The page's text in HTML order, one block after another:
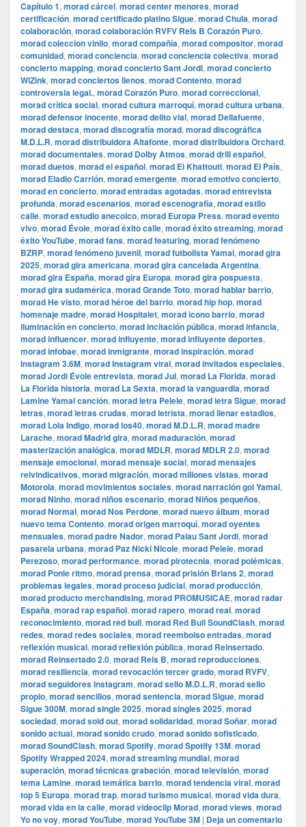
Capítulo 1, morad cárcel, morad center menores, morad
certificación, morad certificado platino Sigue, morad Chula, morad
colaboración, morad colaboración RVFV Rels B Corazón Puro,
morad coleccion vinilo, morad compañía, morad compositor, morad
comunidad, morad conciencia, morad conciencia colectiva, morad
concierto mapping, morad concierto Sant Jordi, morad concierto
WiZink, morad conciertos llenos, morad Contento, morad
controversia legal., morad Corazón Puro, morad correccional,
morad crítica social, morad cultura marroquí, morad cultura urbana,
morad defensor inocente, morad delito vial, morad Dellafuente,
morad destaca, morad discografía morad, morad discográfica
M.D.L.R, morad distribuidora Altafonte, morad distribuidora Orchard,
morad documentales, morad Dolby Atmos, morad drill español,
morad duetos, morad el español, morad El Khattouti, morad El País,
morad Eladio Carrión, morad emergente, morad emotivo concierto,
morad en concierto, morad entradas agotadas, morad entrevista
profunda, morad escenarios, morad escenografía, morad estilo
calle, morad estudio anecoico, morad Europa Press, morad evento
vivo, morad Évole, morad éxito calle, morad éxito streaming, morad
éxito YouTube, morad fans, morad featuring, morad fenómeno
BZRP, morad fenómeno juvenil, morad futbolista Yamal, morad gira
2025, morad gira americana, morad gira cancelada Argentina,
morad gira España, morad gira Europa, morad gira pospuesta,
morad gira sudamérica, morad Grande Toto, morad hablar barrio,
morad He visto, morad héroe del barrio, morad hip hop, morad
homenaje madre, morad Hospitalet, morad icono barrio, morad
iluminación en concierto, morad incitación pública, morad infancia,
morad influencer, morad influyente, morad influyente deportes,
morad infobae, morad inmigrante, morad inspiración, morad
Instagram 3.6M, morad Instagram viral, morad invitados especiales,
morad Jordi Évole entrevista, morad Jul, morad La Florida, morad
La Florida historia, morad La Sexta, morad la vanguardia, morad
Lamine Yamal canción, morad letra Pelele, morad letra Sigue, morad
letras, morad letras crudas, morad letrista, morad llenar estadios,
morad Lola Indigo, morad los40, morad M.D.L.R, morad madre
Larache, morad Madrid gira, morad maduración, morad
masterización analógica, morad MDLR, morad MDLR 2.0, morad
mensaje emocional, morad mensaje social, morad mensajes
reivindicativos, morad migración, morad millones vistas, morad
Motorola, morad movimientos sociales, morad narración gol Yamal,
morad Ninho, morad niños escenario, morad Niños pequeños,
morad Normal, morad Nos Perdone, morad nuevo álbum, morad
nuevo tema Contento, morad origen marroquí, morad oyentes
mensuales, morad padre Nador, morad Palau Sant Jordi, morad
pasarela urbana, morad Paz Nicki Nicole, morad Pelele, morad
Perezoso, morad performance, morad pirotecnia, morad polémicas,
morad Ponle ritmo, morad prensa, morad prisión Brians 2, morad
problemas legales, morad proceso judicial, morad producción,
morad producto merchandising, morad PROMUSICAE, morad radar
España, morad rap español, morad rapero, morad real, morad
reconocimiento, morad red bull, morad Red Bull SoundClash, morad
redes, morad redes sociales, morad reembolso entradas, morad
reflexión musical, morad reflexión pública, morad Reinsertado,
morad Reinsertado 2.0, morad Rels B, morad reproducciones,
morad resiliencia, morad revocación tercer grado, morad RVFV,
morad seguidores Instagram, morad sello M.D.L.R, morad sello
propio, morad sencillos, morad sentencia, morad Sigue, morad
Sigue 300M, morad single 2025, morad singles 2025, morad
sociedad, morad sold out, morad solidaridad, morad Soñar, morad
sonido actual, morad sonido crudo, morad sonido sofisticado,
morad SoundClash, morad Spotify, morad Spotify 13M, morad
Spotify Wrapped 2024, morad streaming mundial, morad
superación, morad técnicas grabación, morad televisión, morad
tema Lamine, morad temática barrio, morad tendencia viral, morad
top 5 Europa, morad trap, morad turismo musical, morad vida dura,
morad vida en la calle, morad videocli‏p Morad, morad views, morad
Yo no voy, morad YouTube, morad YouTube 3M | Deja un comentario